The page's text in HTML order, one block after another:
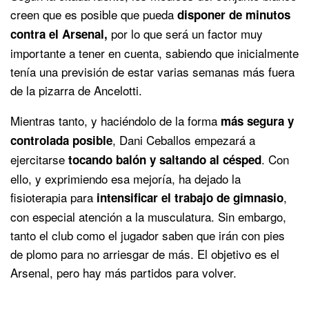
creen que es posible que pueda disponer de minutos
contra el Arsenal, por lo que será un factor muy
importante a tener en cuenta, sabiendo que inicialmente
tenía una previsión de estar varias semanas más fuera
de la pizarra de Ancelotti.
Mientras tanto, y haciéndolo de la forma más segura y
controlada posible, Dani Ceballos empezará a
ejercitarse tocando balón y saltando al césped. Con
ello, y exprimiendo esa mejoría, ha dejado la
fisioterapia para intensificar el trabajo de gimnasio,
con especial atención a la musculatura. Sin embargo,
tanto el club como el jugador saben que irán con pies
de plomo para no arriesgar de más. El objetivo es el
Arsenal, pero hay más partidos para volver.